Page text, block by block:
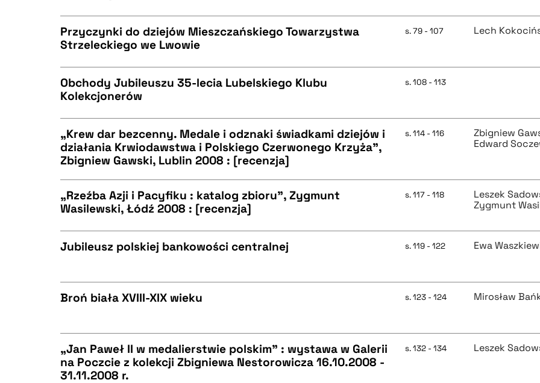
BIBTEX
BIBTEX
BIBTEX
Przyczynki do dziejów Mieszczańskiego Towarzystwa
Strzeleckiego we Lwowie
s. 79 - 107 Lech
BIBTEX
Obchody Jubileuszu 35-lecia Lubelskiego Klubu
Kolekcjonerów
s. 108 - 113
CZYSTY TEKST
BIBTEX
„Krew dar bezcenny. Medale i odznaki świadkami dziejów i
działania Krwiodawstwa i Polskiego Czerwonego Krzyża",
Zbigniew Gawski, Lublin 2008 : [recenzja]
s. 114 - 116
Zbigniew
Edward
BIBTEX
„Rzeźba Azji i Pacyfiku : katalog zbioru", Zygmunt
Wasilewski, Łódź 2008 : [recenzja]
s. 117 - 118
Leszek
Zygmunt
BIBTEX
Jubileusz polskiej bankowości centralnej s. 119 - 122 Ewa
Broń biała XVIII-XIX wieku s. 123 - 124 Mirosław
CZYSTY TEKST
„Jan Paweł II w medalierstwie polskim" : wystawa w Galerii
na Poczcie z kolekcji Zbigniewa Nestorowicza 16.10.2008 -
31.11.2008 r.
s. 132 - 134 Leszek